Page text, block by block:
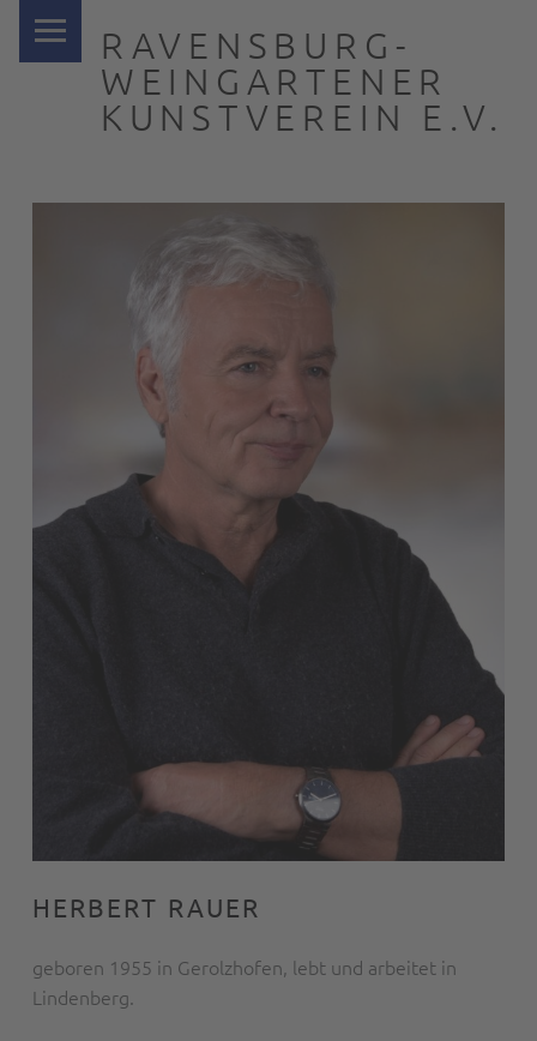
RAVENSBURG-
WEINGARTENER
KUNSTVEREIN E.V.
HERBERT RAUER
geboren 1955 in Gerolzhofen, lebt und arbeitet in
Lindenberg.